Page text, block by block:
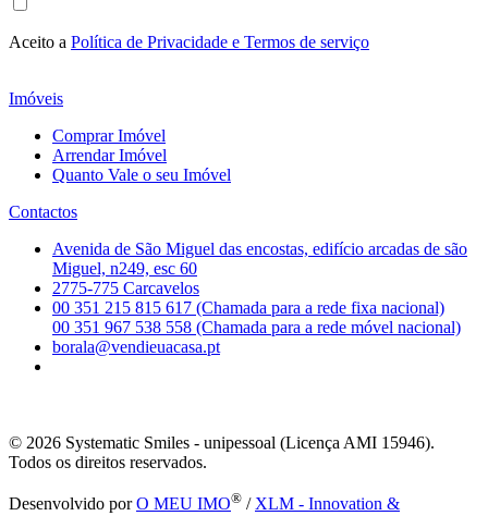
Aceito a Política de Privacidade e Termos de serviço
Imóveis
Comprar Imóvel
Arrendar Imóvel
Quanto Vale o seu Imóvel
Contactos
Avenida de São Miguel das encostas, edifício arcadas de são
Miguel, n249, esc 60
2775-775 Carcavelos
00 351 215 815 617 (Chamada para a rede fixa nacional)
00 351 967 538 558 (Chamada para a rede móvel nacional)
borala@vendieuacasa.pt
© 2026 Systematic Smiles - unipessoal (Licença AMI 15946).
Todos os direitos reservados.
Desenvolvido porO MEU IMO® / XLM - Innovation &